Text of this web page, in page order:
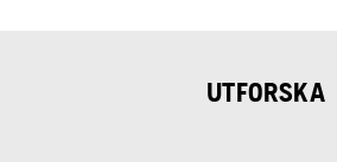
UTFORSKA